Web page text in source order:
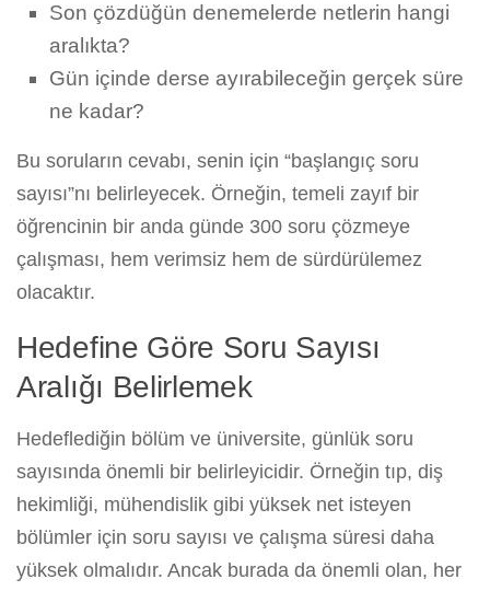
Son çözdüğün denemelerde netlerin hangi
aralıkta?
Gün içinde derse ayırabileceğin gerçek süre
ne kadar?
Bu soruların cevabı, senin için “başlangıç soru
sayısı”nı belirleyecek. Örneğin, temeli zayıf bir
öğrencinin bir anda günde 300 soru çözmeye
çalışması, hem verimsiz hem de sürdürülemez
olacaktır.
Hedefine Göre Soru Sayısı
Aralığı Belirlemek
Hedeflediğin bölüm ve üniversite, günlük soru
sayısında önemli bir belirleyicidir. Örneğin tıp, diş
hekimliği, mühendislik gibi yüksek net isteyen
bölümler için soru sayısı ve çalışma süresi daha
yüksek olmalıdır. Ancak burada da önemli olan, her